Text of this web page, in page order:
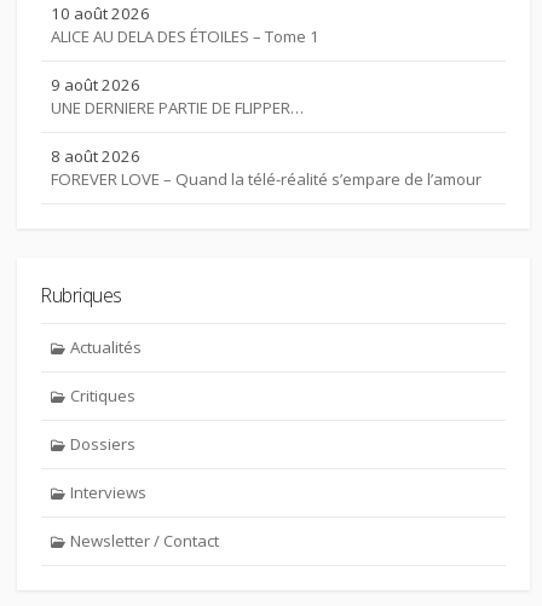
10 août 2026
ALICE AU DELA DES ÉTOILES – Tome 1
9 août 2026
UNE DERNIERE PARTIE DE FLIPPER…
8 août 2026
FOREVER LOVE – Quand la télé-réalité s’empare de l’amour
Rubriques
Actualités
Critiques
Dossiers
Interviews
Newsletter / Contact